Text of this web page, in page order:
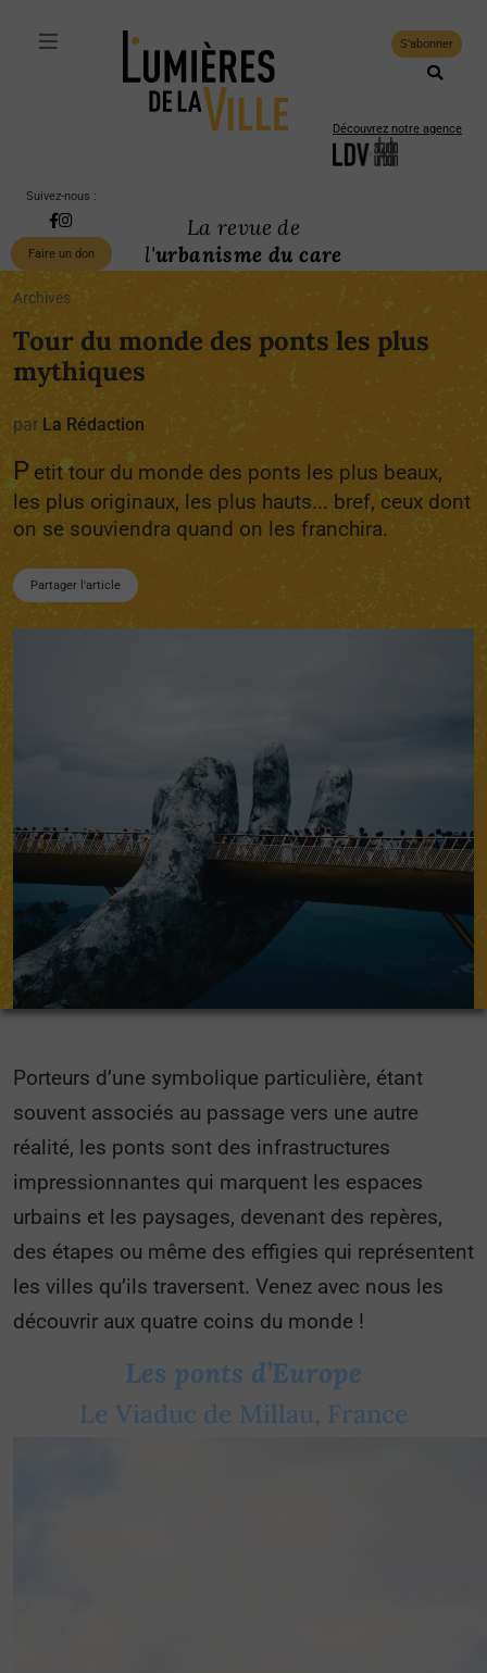
S'abonner
Découvrez notre agence
Suivez-nous :
Faire un don
La revue de
l'urbanisme du care
Archives
Tour du monde des ponts les plus
mythiques
par La Rédaction
P etit tour du monde des ponts les plus beaux,
les plus originaux, les plus hauts... bref, ceux dont
on se souviendra quand on les franchira.
Partager l'article
Porteurs d’une symbolique particulière, étant
souvent associés au passage vers une autre
réalité, les ponts sont des infrastructures
impressionnantes qui marquent les espaces
urbains et les paysages, devenant des repères,
des étapes ou même des effigies qui représentent
les villes qu’ils traversent. Venez avec nous les
découvrir aux quatre coins du monde !
Les ponts d’Europe
Le Viaduc de Millau, France